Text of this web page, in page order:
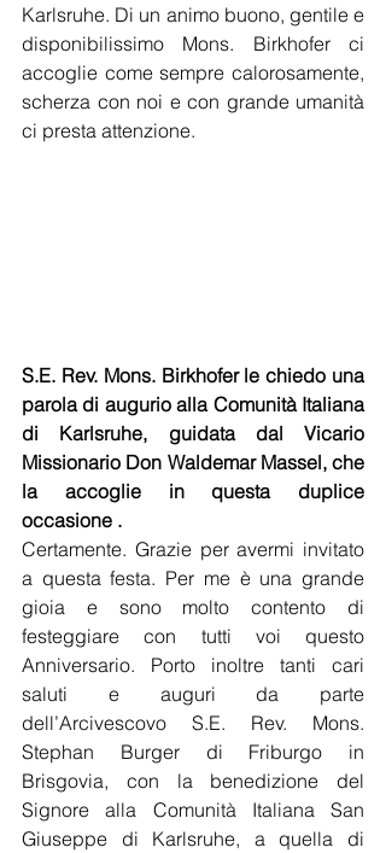
Karlsruhe. Di un animo buono, gentile e
disponibilissimo Mons. Birkhofer ci
accoglie come sempre calorosamente,
scherza con noi e con grande umanità
ci presta attenzione.
S.E. Rev. Mons. Birkhofer le chiedo una
parola di augurio alla Comunità Italiana
di Karlsruhe, guidata dal Vicario
Missionario Don Waldemar Massel, che
la accoglie in questa duplice
occasione .
Certamente. Grazie per avermi invitato
a questa festa. Per me è una grande
gioia e sono molto contento di
festeggiare con tutti voi questo
Anniversario. Porto inoltre tanti cari
saluti e auguri da parte
dell’Arcivescovo S.E. Rev. Mons.
Stephan Burger di Friburgo in
Brisgovia, con la benedizione del
Signore alla Comunità Italiana San
Giuseppe di Karlsruhe, a quella di